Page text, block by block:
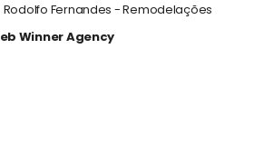
Fernandes - Remodelações
WinnerAgency